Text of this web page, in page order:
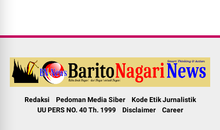
Redaksi Pedoman Media Siber
Kode Etik Jurnalistik
UU PERS NO. 40 Th. 1999
Disclaimer Career